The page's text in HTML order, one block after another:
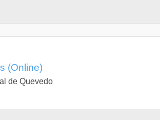
(Online)
de Quevedo